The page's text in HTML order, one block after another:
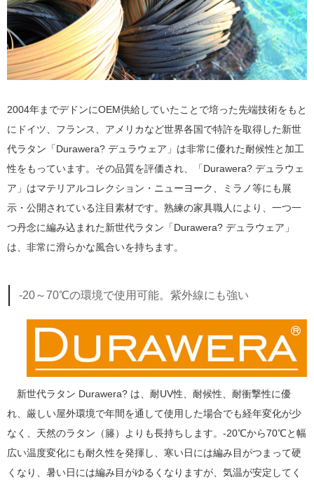
2004年までデドンにOEM供給していたことで培った先端技術をもと
にドイツ、フランス、アメリカなど世界各国で特許を取得した新世
代ラタン「Durawera? デュラウェア」は非常に優れた耐候性と加工
性をもっています。その品質を評価され、「Durawera? デュラウェ
ア」はマテリアルコレクション・ニューヨーク、ミラノ等にも展
示・公開されている注目素材です。熟練の家具職人により、一つ一
つ丹念に編み込まれた新世代ラタン「Durawera? デュラウェア」
は、非常に滑らかな風合いを持ちます。
-20～70℃の環境で使用可能。紫外線にも強い
新世代ラタン Durawera? は、耐UV性、耐候性、耐衝撃性に優
れ、厳しい屋外環境で年間を通して使用した場合でも経年変化が少
なく、天然のラタン（籐）よりも長持ちします。-20℃から70℃と幅
広い温度変化にも耐久性を発揮し、寒い日には編み目がつまって硬
くなり、暑い日には編み目がゆるくなりますが、気温が安定してく